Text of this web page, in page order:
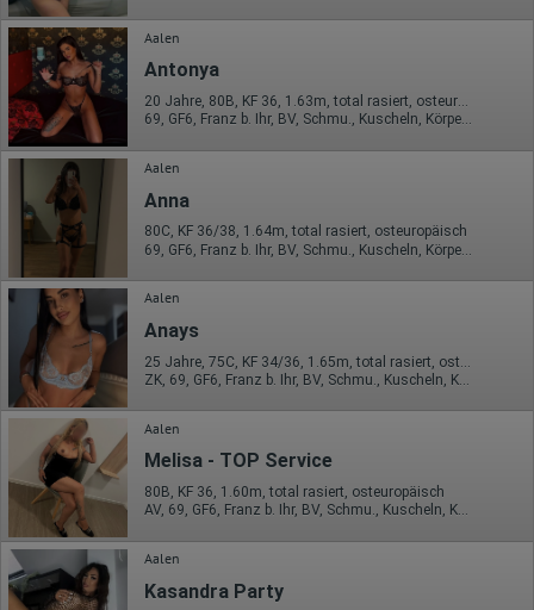
Aalen
Antonya
20 Jahre, 80B, KF 36, 1.63m, total rasiert, osteuropäisch
69, GF6, Franz b. Ihr, BV, Schmu., Kuscheln, Körperküs., EL
Aalen
Anna
80C, KF 36/38, 1.64m, total rasiert, osteuropäisch
Aalen
Anays
ZK, 69, GF6, Franz b. Ihr, BV, Schmu., Kuscheln, Körperküs.
Aalen
Melisa - TOP Service
80B, KF 36, 1.60m, total rasiert, osteuropäisch
AV, 69, GF6, Franz b. Ihr, BV, Schmu., Kuscheln, Körperküs.
Aalen
Kasandra Party